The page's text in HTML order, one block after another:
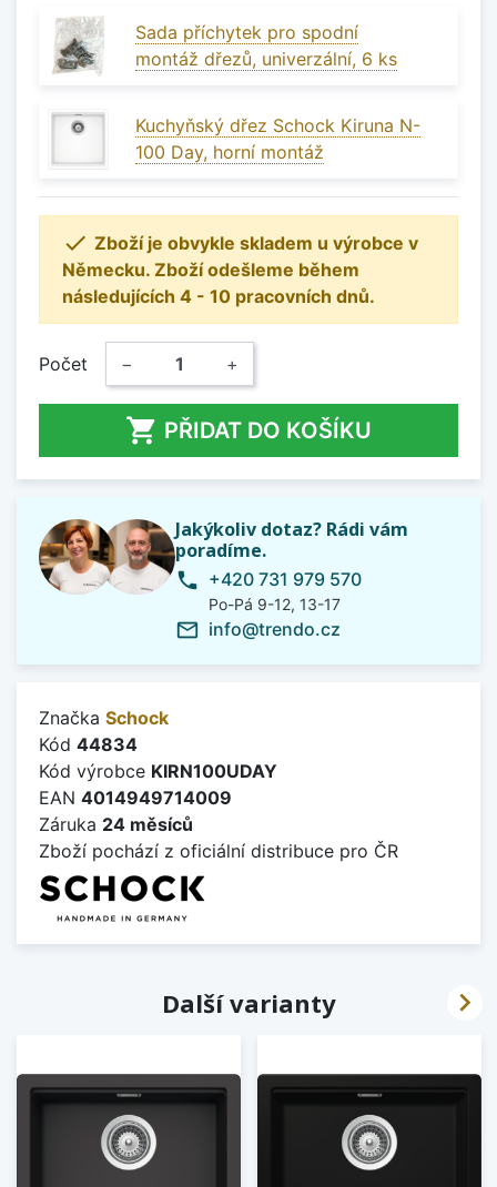
Sada příchytek pro spodní
montáž dřezů, univerzální, 6 ks
Kuchyňský dřez Schock Kiruna N-
100 Day, horní montáž
 Zboží je obvykle skladem u výrobce v
Německu. Zboží odešleme během
následujících 4 - 10 pracovních dnů.
Počet − +
 PŘIDAT DO KOŠÍKU
Jakýkoliv dotaz? Rádi vám
poradíme.
phone +420 731 979 570
Po-Pá 9-12, 13-17
mail_outline info@trendo.cz
Značka Schock
Kód 44834
Kód výrobce KIRN100UDAY
EAN 4014949714009
Záruka 24 měsíců
Zboží pochází z oficiální distribuce pro ČR
Další varianty 